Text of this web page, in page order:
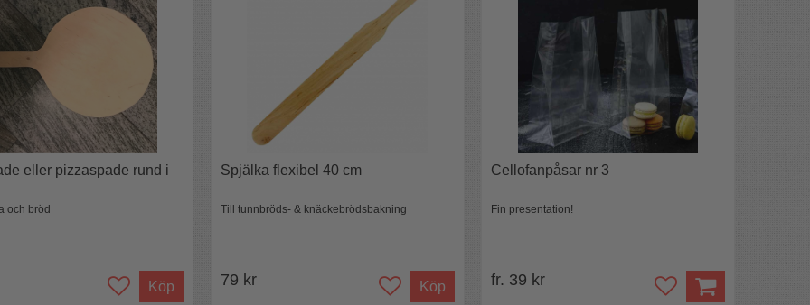
inte skakas för mycket.
bör inte sifonen skakas -"överskakning"
Det skapas tryck i flaskan med hjälp av
Österrikiska iSi är välrenomerade för sina
och sifoner för att skapa bästa möjliga
eller pizzaspade rund i
och bröd
Köp
Spjälka flexibel 40 cm
Till tunnbröds- & knäckebrödsbakning
79 kr Köp
Cellofanpåsar nr 3
Fin presentation!
fr. 39 kr